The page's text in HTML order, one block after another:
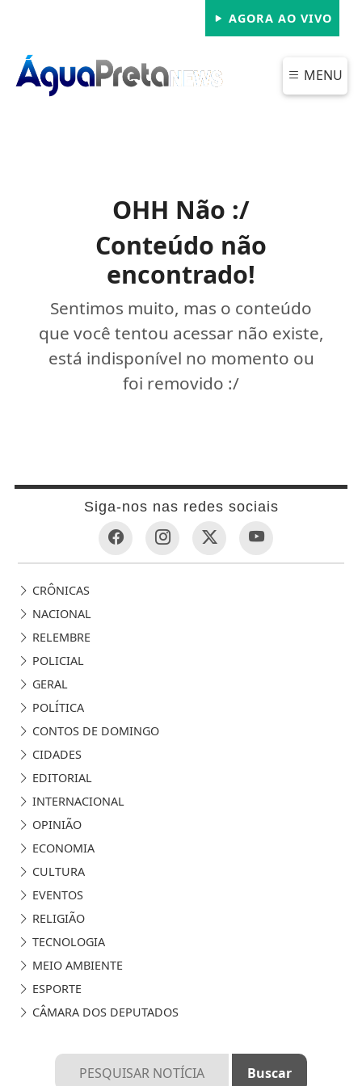
AGORA AO VIVO
MENU
OHH Não :/
Conteúdo não
encontrado!
Sentimos muito, mas o conteúdo
que você tentou acessar não existe,
está indisponível no momento ou
foi removido :/
Siga-nos nas redes sociais
CRÔNICAS
NACIONAL
RELEMBRE
POLICIAL
GERAL
POLÍTICA
CONTOS DE DOMINGO
CIDADES
EDITORIAL
INTERNACIONAL
OPINIÃO
ECONOMIA
CULTURA
EVENTOS
RELIGIÃO
TECNOLOGIA
MEIO AMBIENTE
ESPORTE
CÂMARA DOS DEPUTADOS